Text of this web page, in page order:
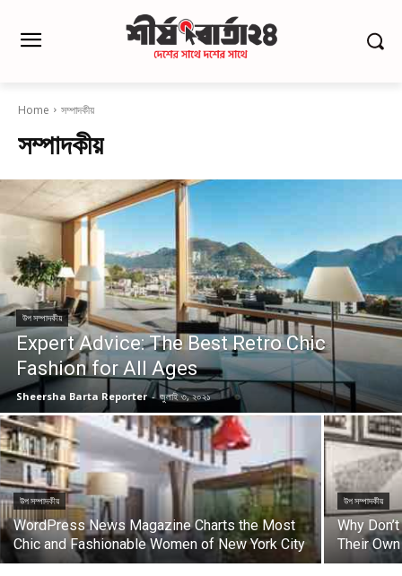
Home সম্পাদকীয়
সম্পাদকীয়
উপ সম্পাদকীয়
Expert Advice: The Best Retro Chic
Fashion for All Ages
Sheersha Barta Reporter - জুলাই ৩, ২০২১
উপ সম্পাদকীয়
WordPress News Magazine Charts the Most
Chic and Fashionable Women of New York City
উপ সম্পাদকীয়
Why
Their